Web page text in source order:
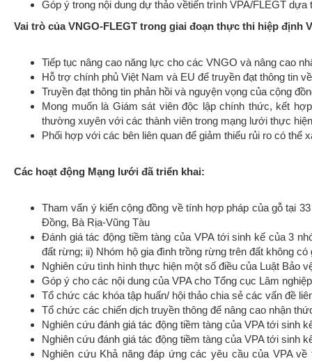
Góp ý trong nội dung dự thảo vềtiến trình VPA/FLEGT
Vai trò của VNGO-FLEGT trong giai đoạn thực thi hiệp định
Tiếp tục nâng cao năng lực cho các VNGO và nâng cao
Hỗ trợ chính phủ Việt Nam và EU để truyền đạt thông tin
Truyền đạt thông tin phản hồi và nguyện vọng của cộng
Mong muốn là Giám sát viên độc lập chính thức, kết
thường xuyên với các thành viên trong mạng lưới thực
Phối hợp với các bên liên quan để giảm thiểu rủi ro có thể
Các hoạt động Mạng lưới đã triển khai:
Tham vấn ý kiến cộng đồng về tính hợp pháp của gỗ tại
Đồng, Bà Rịa-Vũng Tàu
Đánh giá tác động tiềm tàng của VPA tới sinh kế của 3
đất rừng; ii) Nhóm hộ gia đình trồng rừng trên đất không
Nghiên cứu tình hình thực hiện một số điều của Luật Bảo
Góp ý cho các nội dung của VPA cho Tổng cục Lâm
Tổ chức các khóa tập huấn/ hội thảo chia sẻ các vấn đề
Tổ chức các chiến dịch truyền thông để nâng cao nhận
Nghiên cứu đánh giá tác động tiềm tàng của VPA tới sinh
Nghiên cứu đánh giá tác động tiềm tàng của VPA tới sinh
Nghiên cứu Khả năng đáp ứng các yêu cầu của VPA